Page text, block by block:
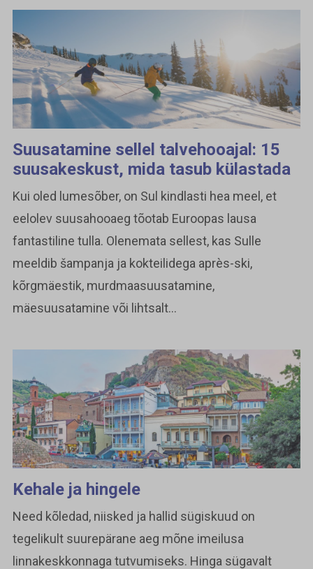
Suusatamine sellel talvehooajal: 15
suusakeskust, mida tasub külastada
Kui oled lumesõber, on Sul kindlasti hea meel, et
eelolev suusahooaeg tõotab Euroopas lausa
fantastiline tulla. Olenemata sellest, kas Sulle
meeldib šampanja ja kokteilidega après-ski,
kõrgmäestik, murdmaasuusatamine,
mäesuusatamine või lihtsalt...
Kehale ja hingele
Need kõledad, niisked ja hallid sügiskuud on
tegelikult suurepärane aeg mõne imeilusa
linnakeskkonnaga tutvumiseks. Hinga sügavalt